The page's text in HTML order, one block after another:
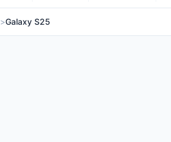
>Galaxy S25